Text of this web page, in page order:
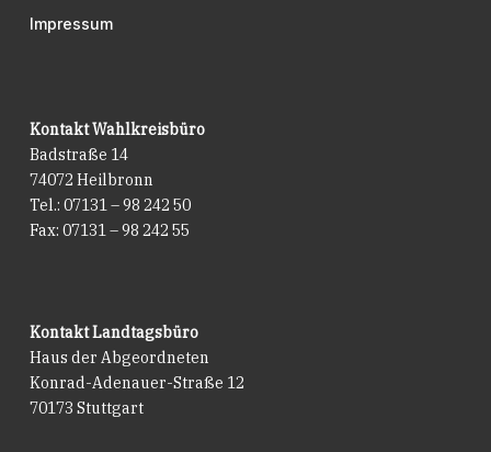
Impressum
Kontakt Wahlkreisbüro
Badstraße 14
74072 Heilbronn
Tel.: 07131 – 98 242 50
Fax: 07131 – 98 242 55
Kontakt Landtagsbüro
Haus der Abgeordneten
Konrad-Adenauer-Straße 12
70173 Stuttgart